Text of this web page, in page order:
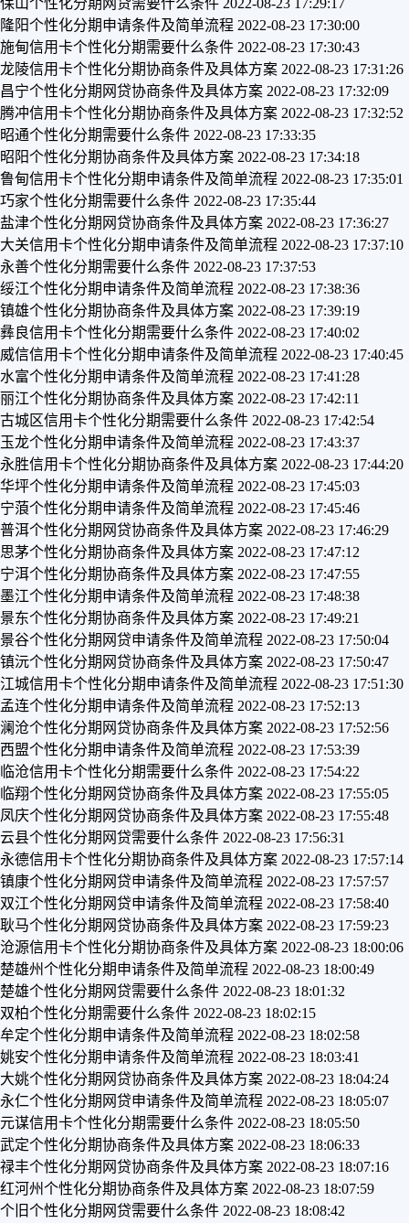
保山个性化分期网贷需要什么条件 2022-08-23 17:29:17
隆阳个性化分期申请条件及简单流程 2022-08-23 17:30:00
施甸信用卡个性化分期需要什么条件 2022-08-23 17:30:43
龙陵信用卡个性化分期协商条件及具体方案 2022-08-23 17:31:26
昌宁个性化分期网贷协商条件及具体方案 2022-08-23 17:32:09
腾冲信用卡个性化分期协商条件及具体方案 2022-08-23 17:32:52
昭通个性化分期需要什么条件 2022-08-23 17:33:35
昭阳个性化分期协商条件及具体方案 2022-08-23 17:34:18
鲁甸信用卡个性化分期申请条件及简单流程 2022-08-23 17:35:01
巧家个性化分期需要什么条件 2022-08-23 17:35:44
盐津个性化分期网贷协商条件及具体方案 2022-08-23 17:36:27
大关信用卡个性化分期申请条件及简单流程 2022-08-23 17:37:10
永善个性化分期需要什么条件 2022-08-23 17:37:53
绥江个性化分期申请条件及简单流程 2022-08-23 17:38:36
镇雄个性化分期协商条件及具体方案 2022-08-23 17:39:19
彝良信用卡个性化分期需要什么条件 2022-08-23 17:40:02
威信信用卡个性化分期申请条件及简单流程 2022-08-23 17:40:45
水富个性化分期申请条件及简单流程 2022-08-23 17:41:28
丽江个性化分期协商条件及具体方案 2022-08-23 17:42:11
古城区信用卡个性化分期需要什么条件 2022-08-23 17:42:54
玉龙个性化分期申请条件及简单流程 2022-08-23 17:43:37
永胜信用卡个性化分期协商条件及具体方案 2022-08-23 17:44:20
华坪个性化分期申请条件及简单流程 2022-08-23 17:45:03
宁蒗个性化分期申请条件及简单流程 2022-08-23 17:45:46
普洱个性化分期网贷协商条件及具体方案 2022-08-23 17:46:29
思茅个性化分期协商条件及具体方案 2022-08-23 17:47:12
宁洱个性化分期协商条件及具体方案 2022-08-23 17:47:55
墨江个性化分期申请条件及简单流程 2022-08-23 17:48:38
景东个性化分期协商条件及具体方案 2022-08-23 17:49:21
景谷个性化分期网贷申请条件及简单流程 2022-08-23 17:50:04
镇沅个性化分期网贷协商条件及具体方案 2022-08-23 17:50:47
江城信用卡个性化分期申请条件及简单流程 2022-08-23 17:51:30
孟连个性化分期申请条件及简单流程 2022-08-23 17:52:13
澜沧个性化分期网贷协商条件及具体方案 2022-08-23 17:52:56
西盟个性化分期申请条件及简单流程 2022-08-23 17:53:39
临沧信用卡个性化分期需要什么条件 2022-08-23 17:54:22
临翔个性化分期网贷协商条件及具体方案 2022-08-23 17:55:05
凤庆个性化分期网贷协商条件及具体方案 2022-08-23 17:55:48
云县个性化分期网贷需要什么条件 2022-08-23 17:56:31
永德信用卡个性化分期协商条件及具体方案 2022-08-23 17:57:14
镇康个性化分期网贷申请条件及简单流程 2022-08-23 17:57:57
双江个性化分期网贷申请条件及简单流程 2022-08-23 17:58:40
耿马个性化分期网贷协商条件及具体方案 2022-08-23 17:59:23
沧源信用卡个性化分期协商条件及具体方案 2022-08-23 18:00:06
楚雄州个性化分期申请条件及简单流程 2022-08-23 18:00:49
楚雄个性化分期网贷需要什么条件 2022-08-23 18:01:32
双柏个性化分期需要什么条件 2022-08-23 18:02:15
牟定个性化分期申请条件及简单流程 2022-08-23 18:02:58
姚安个性化分期申请条件及简单流程 2022-08-23 18:03:41
大姚个性化分期网贷协商条件及具体方案 2022-08-23 18:04:24
永仁个性化分期网贷申请条件及简单流程 2022-08-23 18:05:07
元谋信用卡个性化分期需要什么条件 2022-08-23 18:05:50
武定个性化分期协商条件及具体方案 2022-08-23 18:06:33
禄丰个性化分期网贷协商条件及具体方案 2022-08-23 18:07:16
红河州个性化分期协商条件及具体方案 2022-08-23 18:07:59
个旧个性化分期网贷需要什么条件 2022-08-23 18:08:42